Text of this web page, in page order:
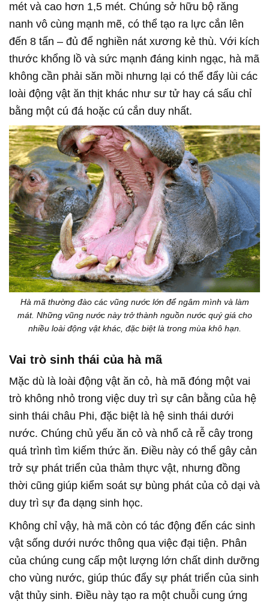
mét và cao hơn 1,5 mét. Chúng sở hữu bộ răng
nanh vô cùng mạnh mẽ, có thể tạo ra lực cắn lên
đến 8 tấn – đủ để nghiền nát xương kẻ thù. Với kích
thước khổng lồ và sức mạnh đáng kinh ngạc, hà mã
không cần phải săn mồi nhưng lại có thể đẩy lùi các
loài động vật ăn thịt khác như sư tử hay cá sấu chỉ
bằng một cú đá hoặc cú cắn duy nhất.
Hà mã thường đào các vũng nước lớn để ngâm mình và làm
mát. Những vũng nước này trở thành nguồn nước quý giá cho
nhiều loài động vật khác, đặc biệt là trong mùa khô hạn.
Vai trò sinh thái của hà mã
Mặc dù là loài động vật ăn cỏ, hà mã đóng một vai
trò không nhỏ trong việc duy trì sự cân bằng của hệ
sinh thái châu Phi, đặc biệt là hệ sinh thái dưới
nước. Chúng chủ yếu ăn cỏ và nhổ cả rễ cây trong
quá trình tìm kiếm thức ăn. Điều này có thể gây cản
trở sự phát triển của thảm thực vật, nhưng đồng
thời cũng giúp kiểm soát sự bùng phát của cỏ dại và
duy trì sự đa dạng sinh học.
Không chỉ vậy, hà mã còn có tác động đến các sinh
vật sống dưới nước thông qua việc đại tiện. Phân
của chúng cung cấp một lượng lớn chất dinh dưỡng
cho vùng nước, giúp thúc đẩy sự phát triển của sinh
vật thủy sinh. Điều này tạo ra một chuỗi cung ứng